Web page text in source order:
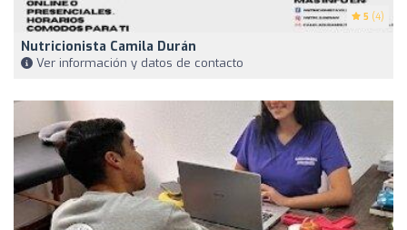
5 (4)
Nutricionista Camila Durán
Ver información y datos de contacto